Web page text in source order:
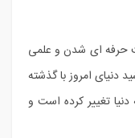
حرفه ای شدن و علمی
امروز با گذشته
تغییر کرده است و